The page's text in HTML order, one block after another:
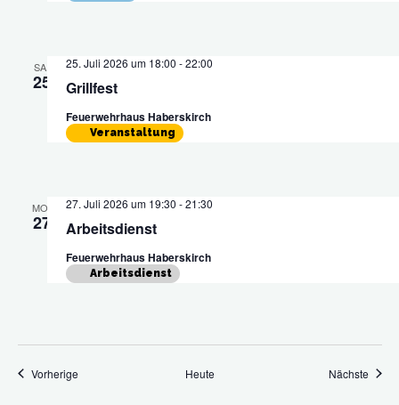
SA.
25 Grillfest
25. Juli 2026 um 18:00 -22:00
Feuerwehrhaus Haberskirch
Veranstaltung
MO.
27 Arbeitsdienst
27. Juli 2026 um 19:30 -21:30
Feuerwehrhaus Haberskirch
Arbeitsdienst
VorherigeVeranstaltungen Heute Nächste